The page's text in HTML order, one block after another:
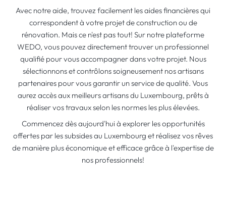
Avec notre aide, trouvez facilement les aides financières qui
correspondent à votre projet de construction ou de
rénovation. Mais ce n'est pas tout! Sur notre plateforme
WEDO, vous pouvez directement trouver un professionnel
qualifié pour vous accompagner dans votre projet. Nous
sélectionnons et contrôlons soigneusement nos artisans
partenaires pour vous garantir un service de qualité. Vous
aurez accès aux meilleurs artisans du Luxembourg, prêts à
réaliser vos travaux selon les normes les plus élevées.
Commencez dès aujourd'hui à explorer les opportunités
offertes par les subsides au Luxembourg et réalisez vos rêves
de manière plus économique et efficace grâce à l'expertise de
nos professionnels!